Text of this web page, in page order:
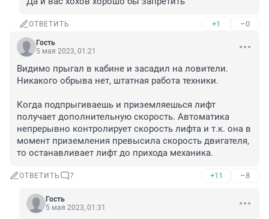
ОТВЕТИТЬ +1 –0
Гость
5 мая 2023, 01:21
Видимо прыгал в кабине и засадил на ловители.
Никакого обрыва нет, штатная работа техники.
Когда подпрыгиваешь и приземляешься лифт
получает дополнительную скорость. Автоматика
непрерывно контролирует скорость лифта и т.к. она в
момент приземления превысила скорость двигателя,
то останавливает лифт до прихода механика.
ОТВЕТИТЬ 7 +11 –8
Гость
5 мая 2023, 01:31